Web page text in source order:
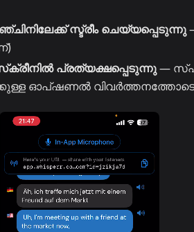
സ്ട്രീം ചെയ്യപ്പെടുന്നു
പ്രത്യക്ഷപ്പെടുന്നു—
ഓപ്‌ഷണൽ